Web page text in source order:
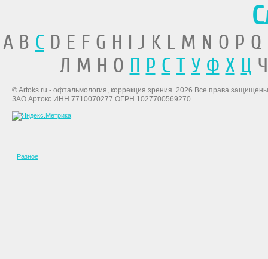
A B CD E F G H I J K L M N O P
Л М Н О П Р С Т У Ф Х Ц
© Artoks.ru - офтальмология, коррекция зрения. 2026 Все права
ЗАО Артокс ИНН 7710070277 ОГРН 1027700569270
Разное